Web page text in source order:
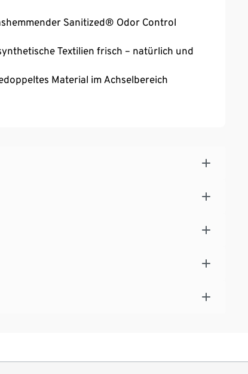
Sanitized® Odor Control
Textilien frisch – natürlich und
Material im Achselbereich
voller Bewegungsfreiheit